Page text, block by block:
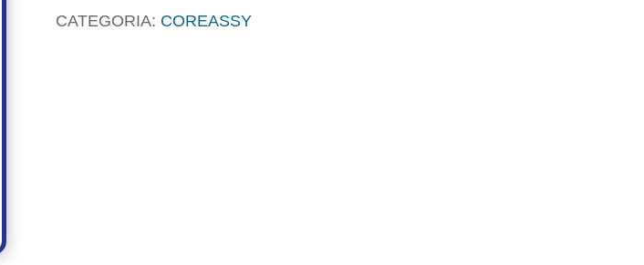
CATEGORIA: COREASSY